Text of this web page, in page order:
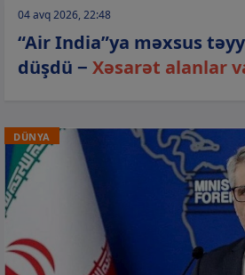
04 avq 2026, 22:48
“Air India”ya məxsus
düşdü − Xəsarət alanlar
DÜNYA